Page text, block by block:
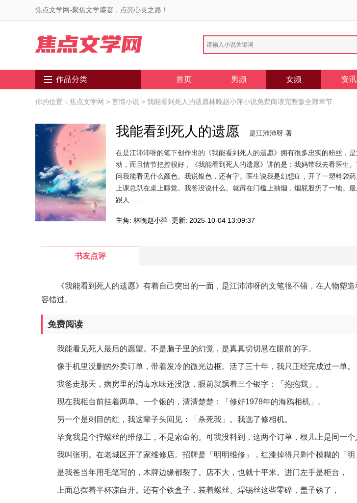
焦点文学网-聚焦文学盛宴，点亮心灵之路！
作品分类 首页 男频 女频 资讯
你的位置： 焦点文学网 > 言情小说 > 我能看到死人的遗愿林晚赵小萍小说免费阅读完整版全部章节
我能看到死人的遗愿 是江沛沛呀 著
在是江沛沛呀的笔下创作出的《我能看到死人的遗愿》拥有很多忠实的粉丝，
动，而且情节把控很好，《我能看到死人的遗愿》讲的是：我妈带我去看医生
问我能看见什么颜色。我说银色，还有字。医生说我是幻想症，开了一塑料袋
上课总趴在桌上睡觉。我爸没说什么。就蹲在门槛上抽烟，烟屁股扔了一地。
跟人......
主角: 林晚赵小萍 更新: 2025-10-04 13:09:37
书友点评
《我能看到死人的遗愿》有着自己突出的一面，是江沛沛呀的文笔很不错，在人物塑
容错过。
免费阅读
我能看见死人最后的愿望。不是脑子里的幻觉，是真真切切悬在眼前的字。
像手机里没删的外卖订单，带着发冷的微光边框。活了三十年，我只正经完成过一单。
我爸走那天，病房里的消毒水味还没散，眼前就飘着三个银字：「抱抱我」。
现在我柜台前挂着两单。一个银的，清清楚楚：「修好1978年的海鸥相机」。
另一个是刺目的红，我这辈子头回见：「杀死我」。我选了修相机。
毕竟我是个拧螺丝的维修工，不是索命的。可我没料到，这两个订单，根儿上是同一个
我叫张明。在老城区开了家维修店。招牌是「明明维修」，红漆掉得只剩个模糊的「明
是我爸当年用毛笔写的，木牌边缘都裂了。店不大，也就十平米。进门左手是柜台，
上面总摆着半杯凉白开。还有个铁盒子，装着螺丝、焊锡丝这些零碎，盖子锈了，